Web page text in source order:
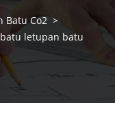
Batu Co2 >
letupan batu